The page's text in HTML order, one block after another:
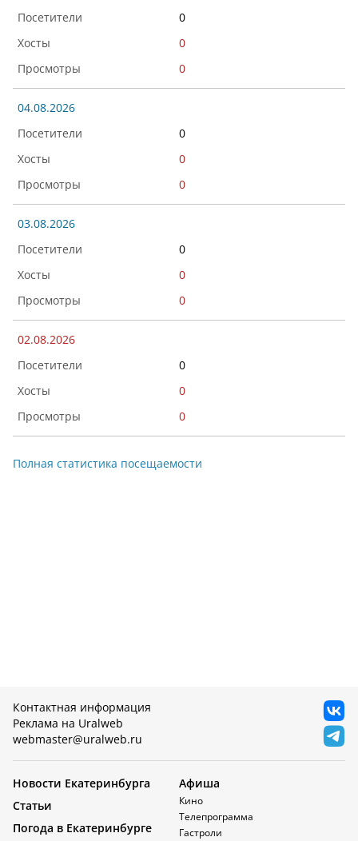
0
0
0
04.08.2026
0
0
0
03.08.2026
0
0
0
02.08.2026
0
0
0
Полная статистика посещаемости
Контактная информация
Реклама на Uralweb
webmaster@uralweb.ru
Новости Екатеринбурга
Статьи
Погода в Екатеринбурге
Афиша
Кино
Телепрограмма
Гастроли